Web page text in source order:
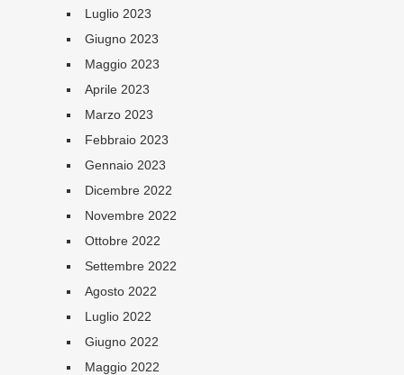
Luglio 2023
Giugno 2023
Maggio 2023
Aprile 2023
Marzo 2023
Febbraio 2023
Gennaio 2023
Dicembre 2022
Novembre 2022
Ottobre 2022
Settembre 2022
Agosto 2022
Luglio 2022
Giugno 2022
Maggio 2022